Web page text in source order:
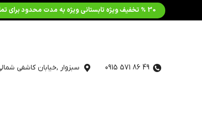
30 % تخفیف ویژه تابستانی ویژه به مدت محدود برای تمامی دوره ها کلیک کنید
49 86 571 0915 سبزوار ,خیابان کاشفی